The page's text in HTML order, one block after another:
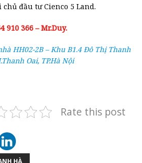
đầu tư Cienco 5 Land.
910 366 – Mr.Duy.
HH02-2B – Khu B1.4 Đô Thị Thanh
Oai, TP.Hà Nội
Rate this post
HÀ